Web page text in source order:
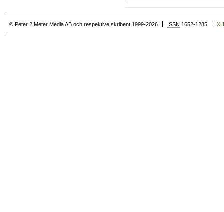
© Peter 2 Meter Media AB och respektive skribent 1999-2026 ISSN 1652-1285